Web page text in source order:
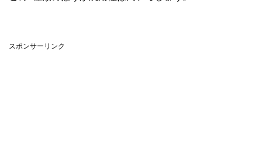
スポンサーリンク